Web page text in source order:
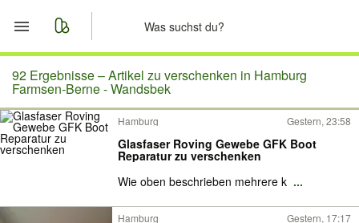
Start
Merkliste
Nachrichten
Anzeige aufgeben
92 Ergebnisse –Artikel zu verschenken in Hamburg
Farmsen-Berne - Wandsbek
Hamburg Gestern, 23:58
Glasfaser Roving Gewebe GFK Boot
Reparatur zu verschenken
Wie oben beschrieben mehrere k ...
Hamburg Gestern, 17:17